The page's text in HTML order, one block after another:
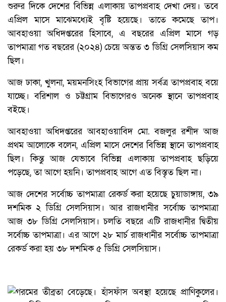
শুরুর দিকে দেশের বিভিন্ন এলাকায় তাপপ্রবাহ দেখা দেয়। তবে
এপ্রিল মাসে মাঝেমধ্যেই বৃষ্টি হয়েছে। তাতে কমেছে তাপ।
আবহাওয়া অধিদপ্তরের হিসাবে, এ বছরের এপ্রিল মাসে গড়
তাপমাত্রা গত বছরের (২০২৪) চেয়ে অন্তত ৩ ডিগ্রি সেলসিয়াস কম
ছিল।
আজ ঢাকা, খুলনা, ময়মনসিংহ বিভাগের প্রায় সর্বত্র তাপপ্রবাহ বয়ে
যাচ্ছে। বরিশাল ও চট্টগ্রাম বিভাগেরও অনেক স্থানে তাপপ্রবাহ
বইছে।
আবহাওয়া অধিদপ্তরের আবহাওয়াবিদ মো. বজলুর রশীদ আজ
প্রথম আলোকে বলেন, এপ্রিল মাসে দেশের বিভিন্ন স্থানে তাপপ্রবাহ
ছিল। কিন্তু আজ যেভাবে বিভিন্ন এলাকায় তাপপ্রবাহ ছড়িয়ে
পড়েছে, তা আগে হয়নি। তাপপ্রবাহ আগে এত বিস্তৃত ছিল না।
আজ দেশের সর্বোচ্চ তাপমাত্রা রেকর্ড করা হয়েছে চুয়াডাঙ্গায়, ৩৯
দশমিক ২ ডিগ্রি সেলসিয়াস। আর রাজধানীর সর্বোচ্চ তাপমাত্রা
আজ ৩৮ ডিগ্রি সেলসিয়াস। চলতি বছরে এটি রাজধানীর দ্বিতীয়
সর্বোচ্চ তাপমাত্রা। এর আগে ২৮ মার্চ রাজধানীর সর্বোচ্চ তাপমাত্রা
রেকর্ড করা হয় ৩৮ দশমিক ৫ ডিগ্রি সেলসিয়াস।